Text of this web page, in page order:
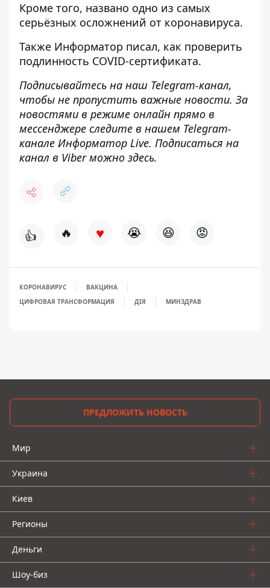
Кроме того, названо одно из самых
серьёзных осложнений от коронавируса.
Также Информатор писал, как проверить
подлинность COVID-сертификата.
Подписывайтесь на наш Telegram-канал,
чтобы не пропустить важные новости. За
новостями в режиме онлайн прямо в
мессенджере следите в нашем Telegram-
канале Информатор Live. Подписаться на
канал в Viber можно здесь.
👍 🔥 ♥ 😭 😆 😡
КОРОНАВИРУС
ВАКЦИНА
ЦИФРОВАЯ ТРАНСФОРМАЦИЯ
ДІЯ МИНЗДРАВ
ПРЕДЛОЖИТЬ НОВОСТЬ
Мир
Украина
Киев
Регионы
Деньги
Шоу-биз